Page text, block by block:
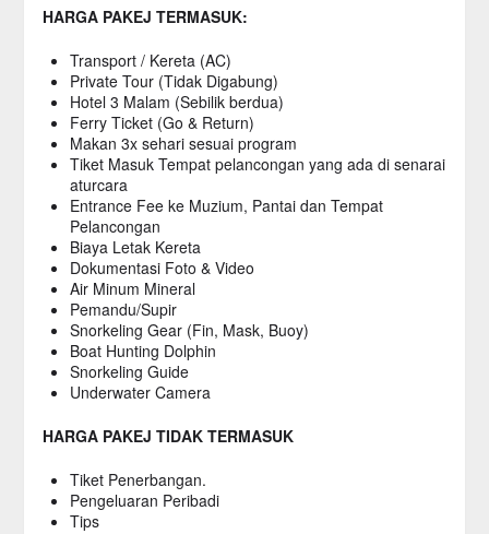
HARGA PAKEJ TERMASUK:
Transport / Kereta (AC)
Private Tour (Tidak Digabung)
Hotel 3 Malam (Sebilik berdua)
Ferry Ticket (Go & Return)
Makan 3x sehari sesuai program
Tiket Masuk Tempat pelancongan yang ada di senarai
aturcara
Entrance Fee ke Muzium, Pantai dan Tempat
Pelancongan
Biaya Letak Kereta
Dokumentasi Foto & Video
Air Minum Mineral
Pemandu/Supir
Snorkeling Gear (Fin, Mask, Buoy)
Boat Hunting Dolphin
Snorkeling Guide
Underwater Camera
HARGA PAKEJ TIDAK TERMASUK
Tiket Penerbangan.
Pengeluaran Peribadi
Tips